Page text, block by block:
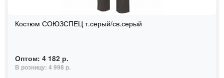
Костюм СОЮЗСПЕЦ т.серый/св.серый
Оптом: 4 182 р.
В розницу: 4 998 р.